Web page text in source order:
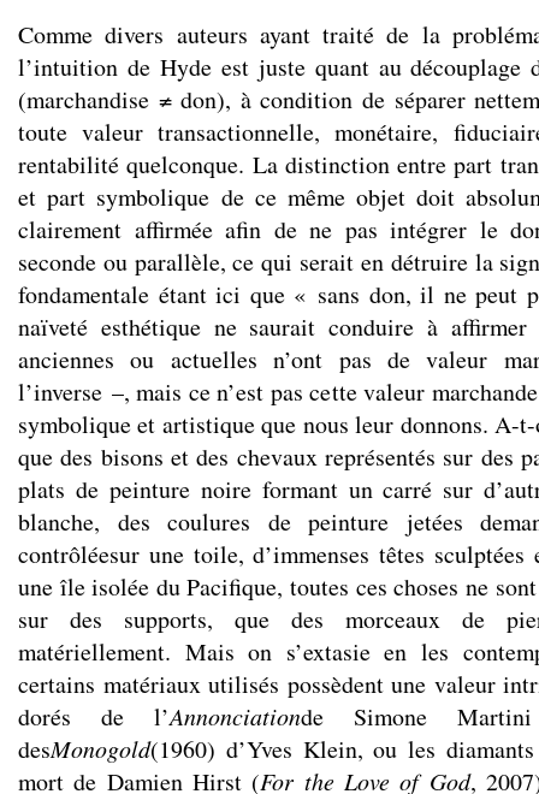
Comme divers auteurs ayant traité de la
l’intuition de Hyde est juste quant au découplage
(marchandise ≠ don), à condition de séparer
toute valeur transactionnelle, monétaire,
rentabilité quelconque. La distinction entre part
et part symbolique de ce même objet doit
clairement affirmée afin de ne pas intégrer le
seconde ou parallèle, ce qui serait en détruire la
fondamentale étant ici que « sans don, il ne peut
naïveté esthétique ne saurait conduire à
anciennes ou actuelles n’ont pas de valeur
l’inverse –, mais ce n’est pas cette valeur
symbolique et artistique que nous leur donnons. A-
que des bisons et des chevaux représentés sur des
plats de peinture noire formant un carré sur
blanche, des coulures de peinture jetées
contrôléesur une toile, d’immenses têtes
une île isolée du Pacifique, toutes ces choses ne
sur des supports, que des morceaux de
matériellement. Mais on s’extasie en les
certains matériaux utilisés possèdent une valeur
dorés de l’Annonciationde Simone
desMonogold(1960) d’Yves Klein, ou les
mort de Damien Hirst (For the Love of God,